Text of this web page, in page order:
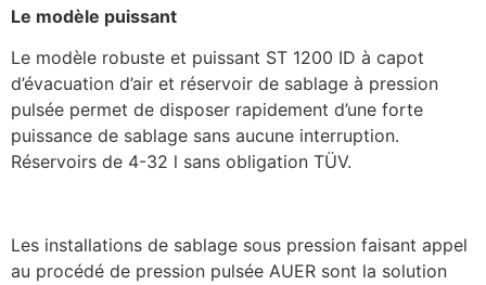
Le modèle puissant
Le modèle robuste et puissant ST 1200 ID à capot
d’évacuation d’air et réservoir de sablage à pression
pulsée permet de disposer rapidement d’une forte
puissance de sablage sans aucune interruption.
Réservoirs de 4-32 l sans obligation TÜV.
Les installations de sablage sous pression faisant appel
au procédé de pression pulsée AUER sont la solution